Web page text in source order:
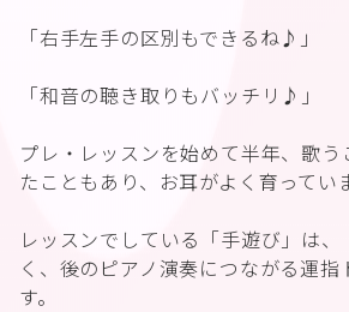
「右手左手の区別もできるね♪」
「和音の聴き取りもバッチリ♪」
プレ・レッスンを始めて半年、歌う
たこともあり、お耳がよく育ってい
レッスンでしている「手遊び」は
く、後のピアノ演奏につながる運指
す。